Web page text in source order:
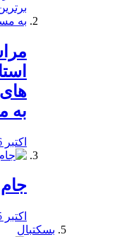
به
اکتبر 16, 2019
اکتبر 15, 2019
بسکتبال